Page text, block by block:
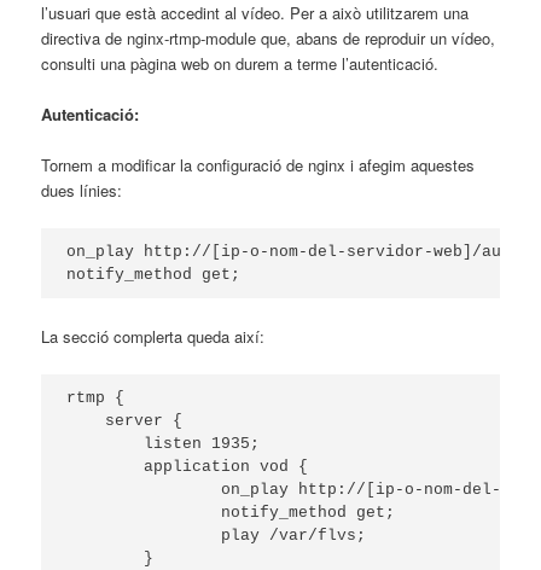
l’usuari que està accedint al vídeo. Per a això utilitzarem una
directiva de nginx-rtmp-module que, abans de reproduir un vídeo,
consulti una pàgina web on durem a terme l’autenticació.
Autenticació:
Tornem a modificar la configuració de nginx i afegim aquestes
dues línies:
on_play http://[ip-o-nom-del-servidor-web]/
La secció complerta queda així:
rtmp {
    server {
        listen 1935;
        application vod {
on_play http://[ip-o-nom-del-
                notify_method get;
                play /var/flvs;
        }